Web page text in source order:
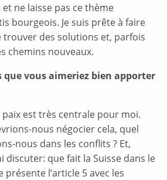
ne laisse pas ce thème
bourgeois. Je suis prête à faire
trouver des solutions et, parfois
chemins nouveaux.
que vous aimeriez bien apporter
est très centrale pour moi.
nous négocier cela, quel
nous dans les conflits ? Et,
discuter: que fait la Suisse dans le
l’article 5 avec les